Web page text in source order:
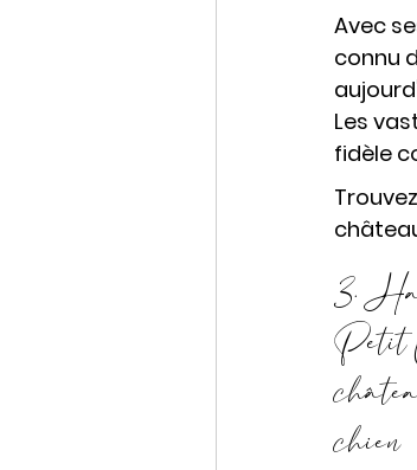
Avec
connu
Les
fidèle
3.
Petit
chien